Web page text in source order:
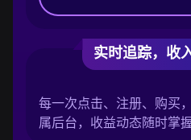
实时追踪，收
每一次点击、注册、购买
属后台，收益动态随时掌